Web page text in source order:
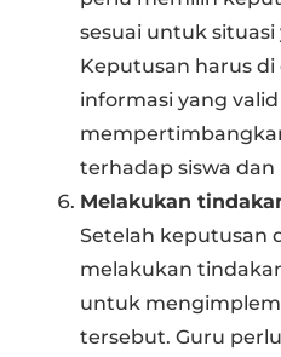
sesuai untuk situasi
Keputusan harus di
informasi yang
terhadap siswa
Melakukan
Setelah keputusan
melakukan
untuk
tersebut. Guru